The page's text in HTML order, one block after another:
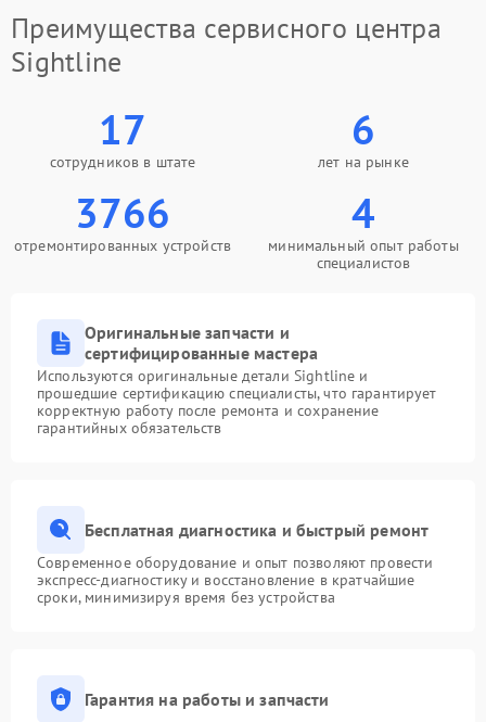
Преимущества сервисного центра
Sightline
17
сотрудников в штате
6
лет на рынке
3766
отремонтированных устройств
4
минимальный опыт работы
специалистов
Оригинальные запчасти и
сертифицированные мастера
Используются оригинальные детали Sightline и
прошедшие сертификацию специалисты, что гарантирует
корректную работу после ремонта и сохранение
гарантийных обязательств
Бесплатная диагностика и быстрый ремонт
Современное оборудование и опыт позволяют провести
экспресс-диагностику и восстановление в кратчайшие
сроки, минимизируя время без устройства
Гарантия на работы и запчасти